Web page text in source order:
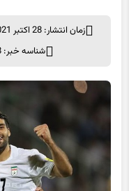
زمان انتشار: 28 اکتبر 2021 ساعت 11:48
شناسه خبر: 67738